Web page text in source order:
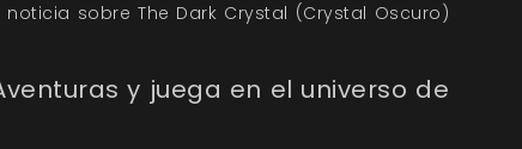
sobre The Dark Crystal (Crystal Oscuro)
y juega en el universo de